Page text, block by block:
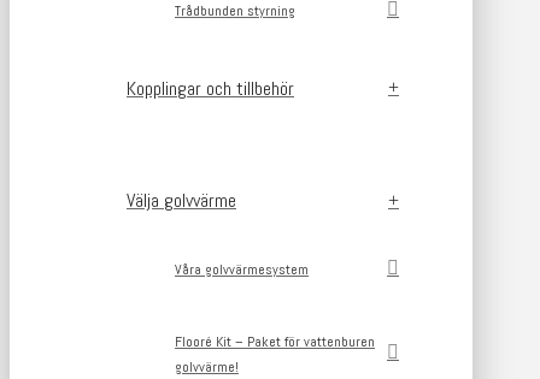
Trådbunden styrning
Kopplingar och tillbehör
Välja golvvärme
Våra golvvärmesystem
Flooré Kit – Paket för vattenburen
golvvärme!